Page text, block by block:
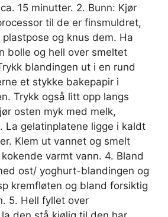
15 minutter. 2. Bunn: Kjør
til de er finsmuldret,
og knus dem. Ha
bolle og hell over smeltet
blandingen ut i en rund
et stykke bakepapir i
Trykk også litt opp langs
osten myk med melk,
La gelatinplatene ligge i kaldt
Klem ut vannet og smelt
varmt vann. 4. Bland
ost/ yoghurt-blandingen og
kremfløten og bland forsiktig
5. Hell fyllet over